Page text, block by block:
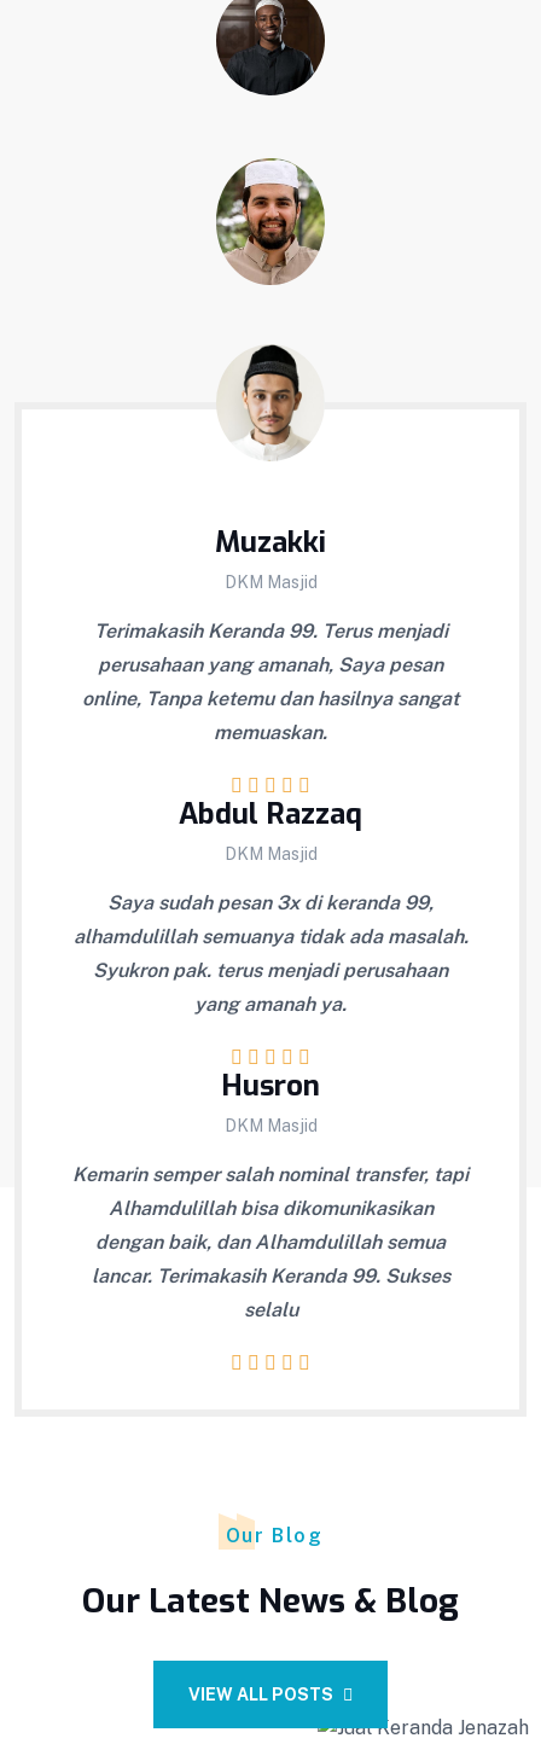
Muzakki
DKM Masjid
Terimakasih Keranda 99. Terus menjadi
perusahaan yang amanah, Saya pesan
online, Tanpa ketemu dan hasilnya sangat
memuaskan.
Abdul Razzaq
DKM Masjid
Saya sudah pesan 3x di keranda 99,
alhamdulillah semuanya tidak ada masalah.
Syukron pak. terus menjadi perusahaan
yang amanah ya.
Husron
DKM Masjid
Kemarin semper salah nominal transfer, tapi
Alhamdulillah bisa dikomunikasikan
dengan baik, dan Alhamdulillah semua
lancar. Terimakasih Keranda 99. Sukses
selalu
Our Blog
Our Latest News & Blog
VIEW ALL POSTS